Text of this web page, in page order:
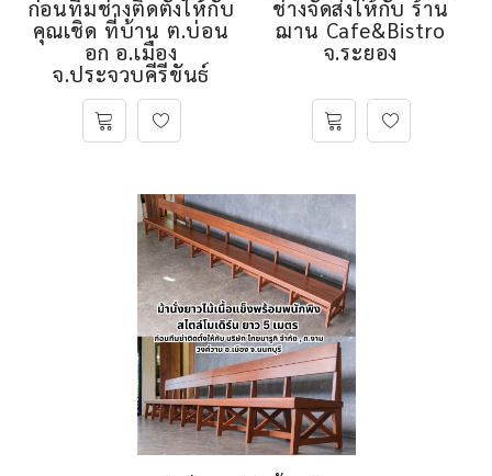
ก่อนทีมช่างติดตั้งให้กับ
คุณเชิด ที่บ้าน ต.บ่อน
อก อ.เมือง
จ.ประจวบคีรีขันธ์
ช่างจัดส่งให้กับ ร้าน
ฌาน Cafe&Bistro
จ.ระยอง